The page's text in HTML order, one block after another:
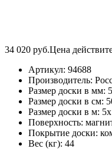
34 020 руб.Цена
Артикул: 94688
Производитель:
Размер доски в мм:
Размер доски в см:
Размер доски в м:
Поверхность:
Покрытие доски:
Вес (кг): 44